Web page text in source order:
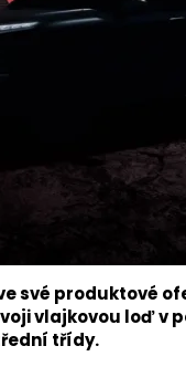
své produktové
vlajkovou loď v
třídy.